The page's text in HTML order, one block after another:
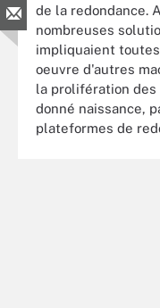
de la redondance.
nombreuses
impliquaient
oeuvre d'autres
la prolifération
donné naissance,
plateformes de